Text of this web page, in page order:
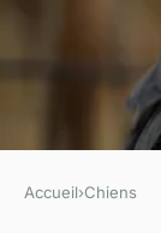
Accueil›Chiens